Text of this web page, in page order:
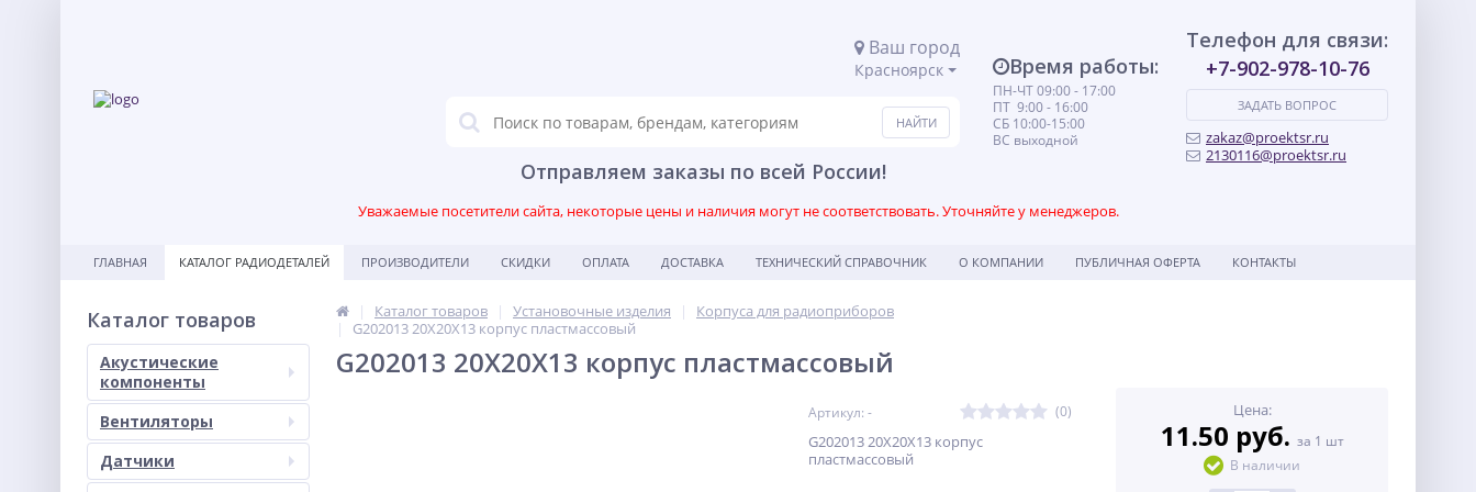
Ваш город
Красноярск
Отправляем заказы по всей России!
Время работы:
ПН-ЧТ 09:00 - 17:00
ПТ 9:00 - 16:00
СБ 10:00-15:00
ВС выходной
Телефон для связи:
+7-902-978-10-76
ЗАДАТЬ ВОПРОС
zakaz@proektsr.ru
2130116@proektsr.ru
Уважаемые посетители сайта, некоторые цены и наличия могут не соответствовать. Уточняйте у менеджеров.
ГЛАВНАЯ КАТАЛОГ РАДИОДЕТАЛЕЙ ПРОИЗВОДИТЕЛИ СКИДКИ ОПЛАТА ДОСТАВКА ТЕХНИЧЕСКИЙ СПРАВОЧНИК О КОМПАНИИ ПУБЛИЧНАЯ ОФЕРТА КОНТАКТЫ
Каталог товаров
Акустические
компоненты
Вентиляторы
Датчики
Каталог товаров Установочные изделия
Корпуса для радиоприборов
G202013 20X20X13 корпус пластмассовый
G202013 20X20X13 корпус пластмассовый
Артикул: - (0)
G202013 20X20X13 корпус
пластмассовый
Цена:
11.50 руб. за 1 шт
В наличии